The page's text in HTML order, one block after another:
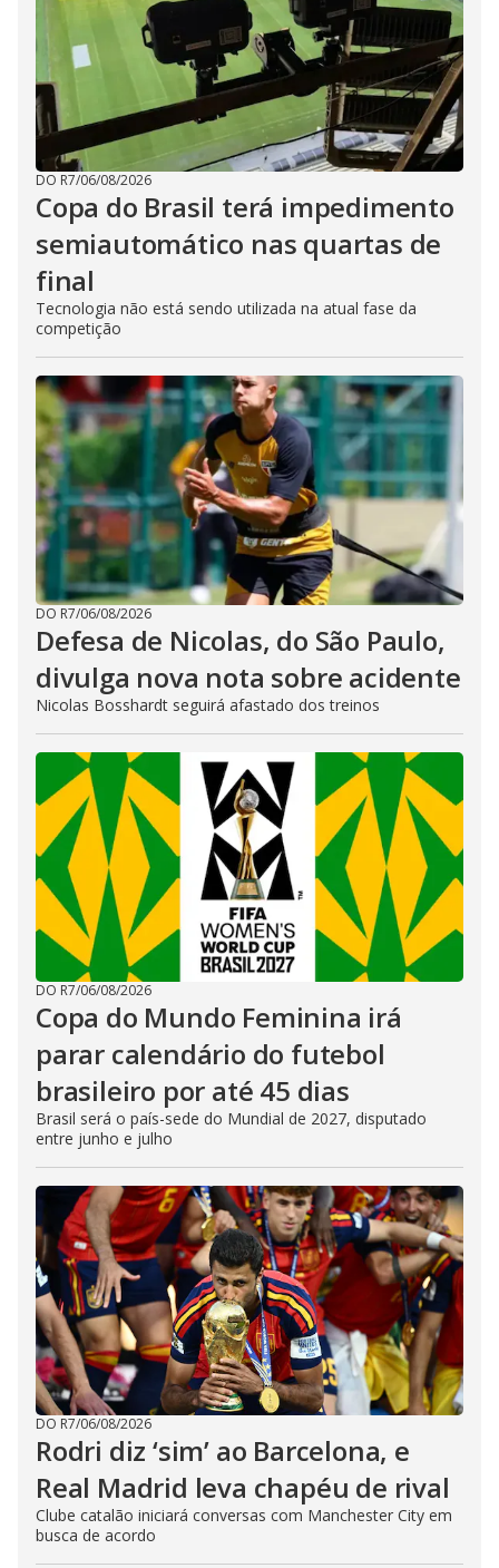
DO R7/06/08/2026
Copa do Brasil terá impedimento
semiautomático nas quartas de
final
Tecnologia não está sendo utilizada na atual fase da
competição
DO R7/06/08/2026
Defesa de Nicolas, do São Paulo,
divulga nova nota sobre acidente
Nicolas Bosshardt seguirá afastado dos treinos
DO R7/06/08/2026
Copa do Mundo Feminina irá
parar calendário do futebol
brasileiro por até 45 dias
Brasil será o país-sede do Mundial de 2027, disputado
entre junho e julho
DO R7/06/08/2026
Rodri diz ‘sim’ ao Barcelona, e
Real Madrid leva chapéu de rival
Clube catalão iniciará conversas com Manchester City em
busca de acordo